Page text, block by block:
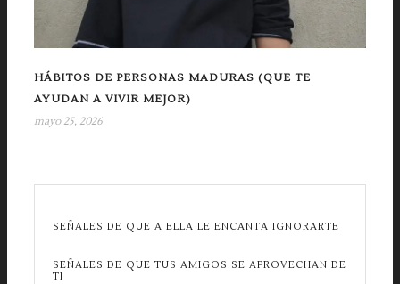
HÁBITOS DE PERSONAS MADURAS (QUE TE
AYUDAN A VIVIR MEJOR)
mayo 25, 2026
SEÑALES DE QUE A ELLA LE ENCANTA IGNORARTE
SEÑALES DE QUE TUS AMIGOS SE APROVECHAN DE
TI